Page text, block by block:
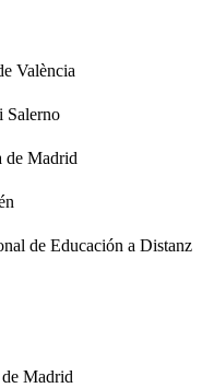
València
Salerno
de Madrid
de Educación a Distanz
Madrid